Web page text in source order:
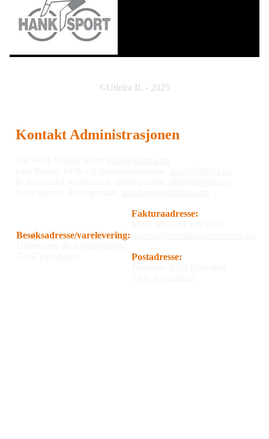
©Utleira IL - 2025
Kontakt Administrasjonen
Besøksadresse/varelevering:
Fakturaadresse:
Postadresse: